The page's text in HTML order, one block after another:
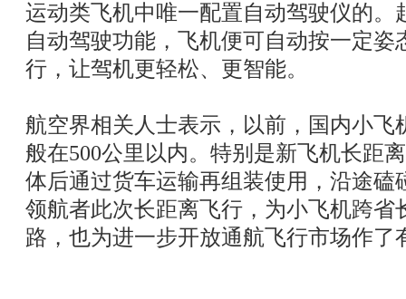
运动类飞机中唯一配置自动驾驶仪的。
自动驾驶功能，飞机便可自动按一定姿
行，让驾机更轻松、更智能。
航空界相关人士表示，以前，国内小飞
般在500公里以内。特别是新飞机长距
体后通过货车运输再组装使用，沿途磕
领航者此次长距离飞行，为小飞机跨省
路，也为进一步开放通航飞行市场作了